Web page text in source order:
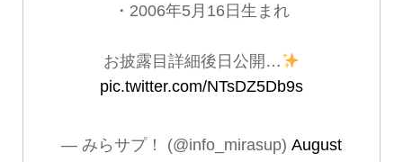
・2006年5月16日生まれ
お披露目詳細後日公開…
pic.twitter.com/NTsDZ5Db9s
— みらサプ！ (@info_mirasup) August